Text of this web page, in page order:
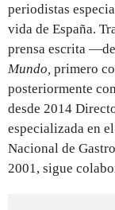
periodistas
vida de España.
prensa escrita
Mundo, primero
posteriormente
desde 2014
especializada en
Nacional de
2001, sigue